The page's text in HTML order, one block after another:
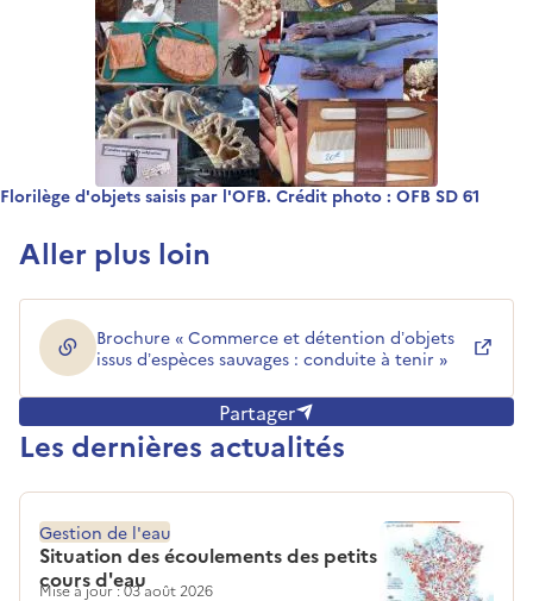
Florilège d'objets saisis par l'OFB. Crédit photo : OFB SD 61
Aller plus loin
Brochure « Commerce et détention d’objets
issus d’espèces sauvages : conduite à tenir »
(ouverture dans une nouvelle fenêtre)
Partager
Les dernières actualités
Situation des écoulements des petits
cours d'eau
Gestion de l'eau
Mise à jour : 03 août 2026